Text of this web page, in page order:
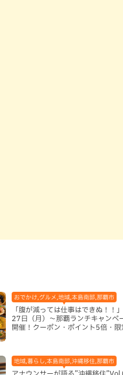
おでかけ,グルメ,地域,本島南部,那覇市
「腹が減っては仕事はできぬ！！
27日（月）〜那覇ランチキャンペ
開催！クーポン・ポイント5倍・限
地域,暮らし,本島南部,沖縄移住,那覇市
アナウンサーが語る”沖縄移住